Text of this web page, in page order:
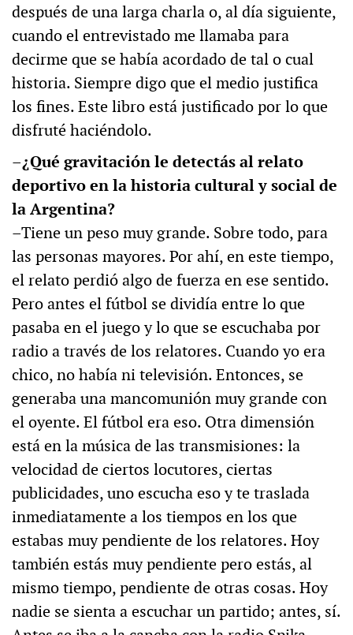
después de una larga charla o, al día siguiente,
cuando el entrevistado me llamaba para
decirme que se había acordado de tal o cual
historia. Siempre digo que el medio justifica
los fines. Este libro está justificado por lo que
disfruté haciéndolo.
–¿Qué gravitación le detectás al relato
deportivo en la historia cultural y social de
la Argentina?
–Tiene un peso muy grande. Sobre todo, para
las personas mayores. Por ahí, en este tiempo,
el relato perdió algo de fuerza en ese sentido.
Pero antes el fútbol se dividía entre lo que
pasaba en el juego y lo que se escuchaba por
radio a través de los relatores. Cuando yo era
chico, no había ni televisión. Entonces, se
generaba una mancomunión muy grande con
el oyente. El fútbol era eso. Otra dimensión
está en la música de las transmisiones: la
velocidad de ciertos locutores, ciertas
publicidades, uno escucha eso y te traslada
inmediatamente a los tiempos en los que
estabas muy pendiente de los relatores. Hoy
también estás muy pendiente pero estás, al
mismo tiempo, pendiente de otras cosas. Hoy
nadie se sienta a escuchar un partido; antes, sí.